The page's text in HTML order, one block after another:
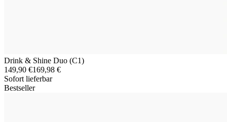
Drink & Shine Duo (C1)
149,90 €169,98 €
Sofort lieferbar
Bestseller